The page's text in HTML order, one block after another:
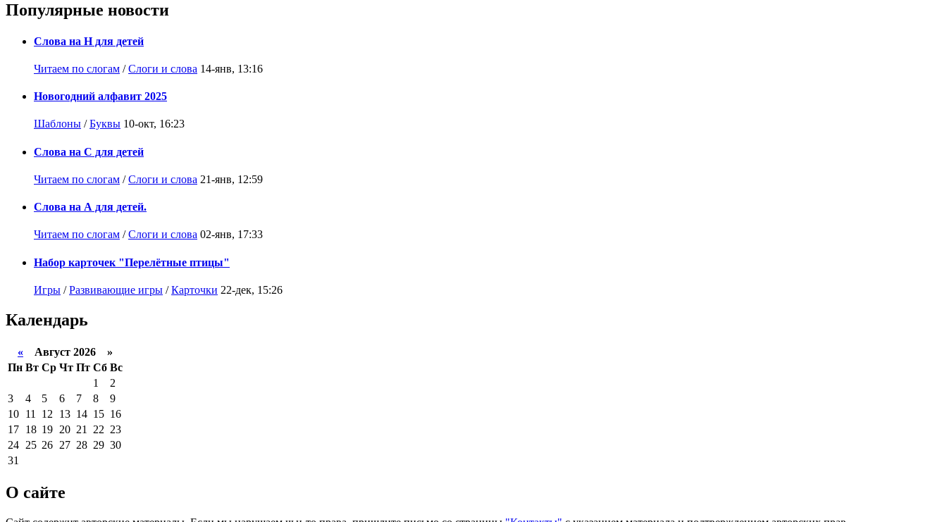
Популярные новости
Слова на Н для детей
Читаем по слогам /Слоги и слова 14-янв, 13:16
Новогодний алфавит 2025
Шаблоны /Буквы 10-окт, 16:23
Слова на С для детей
Читаем по слогам /Слоги и слова 21-янв, 12:59
Слова на А для детей.
Читаем по слогам /Слоги и слова 02-янв, 17:33
Набор карточек "Перелётные птицы"
Игры /Развивающие игры /Карточки 22-дек, 15:26
Календарь
« Август 2026 »
Пн Вт Ср Чт Пт Сб Вс
1
2
3
4 5 6 7 8
9
10 11 12 13 14 15 16
17 18 19 20 21 22 23
24 25 26 27 28 29 30
31
О сайте